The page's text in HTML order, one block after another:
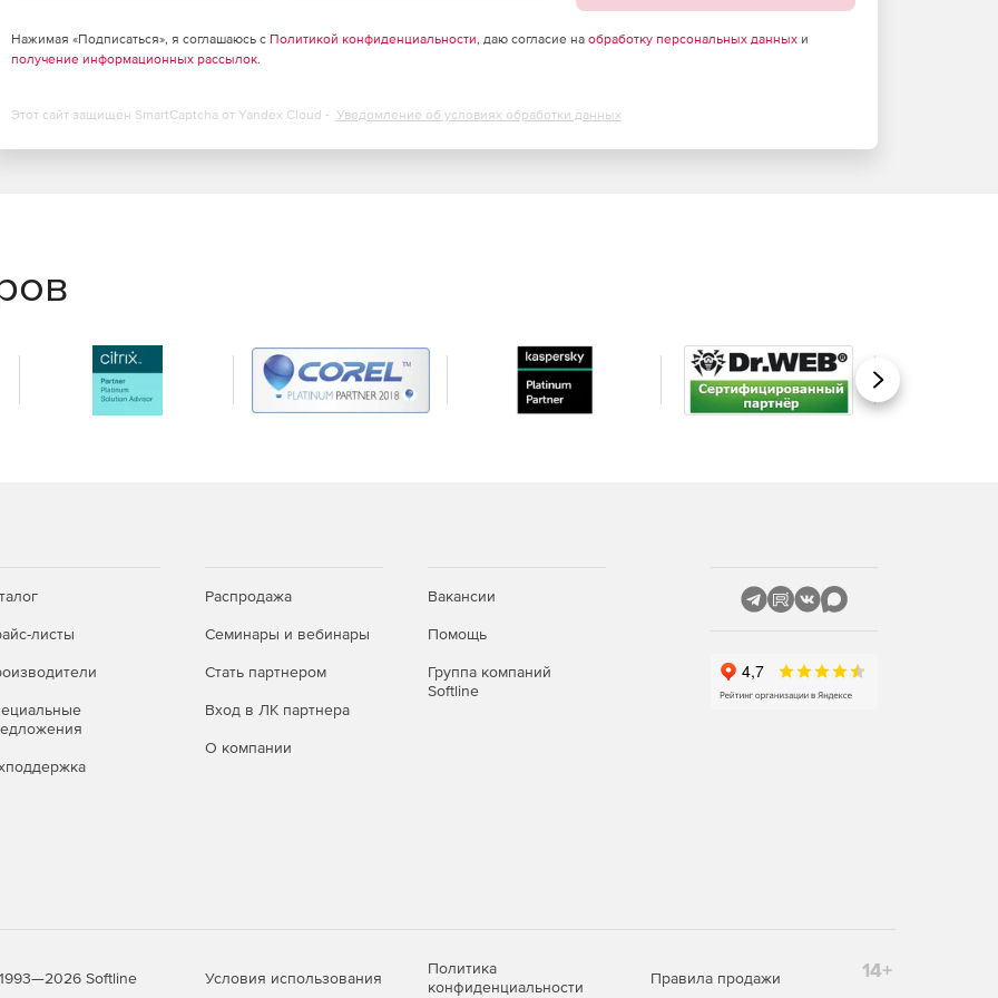
Нажимая «Подписаться», я соглашаюсь с Политикой конфиденциальности, даю согласие на обработку персональных данныхи
получение информационных рассылок.
Этот сайт защищен SmartCaptcha от Yandex Cloud - Уведомление об условиях обработки данных
Вперед
листы
Распродажа
Семинары и вебинары
Стать партнером
Вход в ЛК партнера
О компании
Вакансии
Помощь
Группа компаний
Softline
Softline Условия использования
Политика
конфиденциальности
Правила продажи 14+